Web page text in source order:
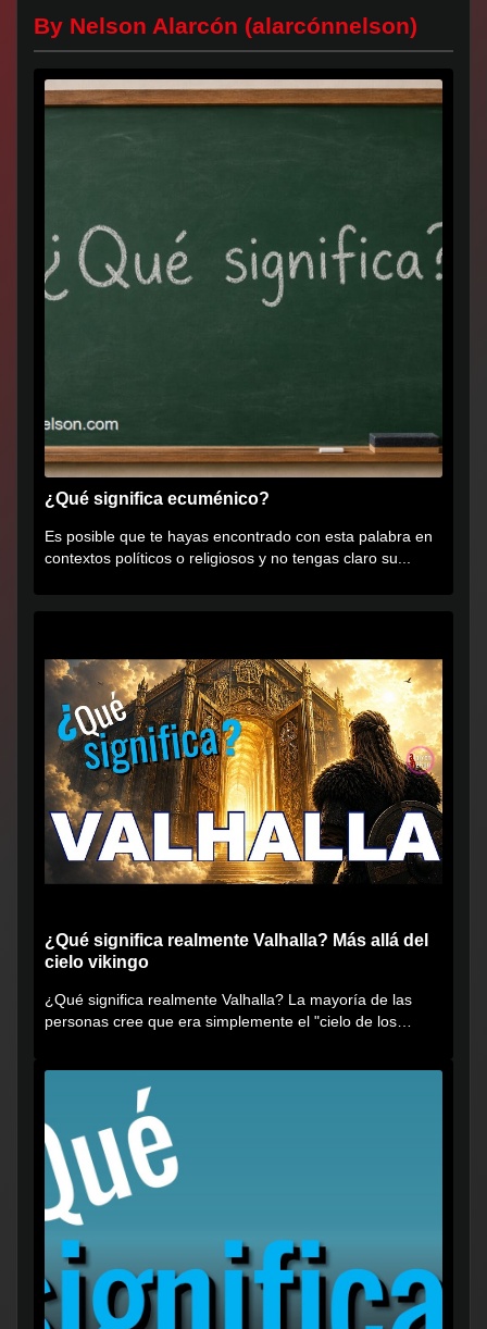
By Nelson Alarcón (alarcónnelson)
¿Qué significa ecuménico?
Es posible que te hayas encontrado con esta palabra en
contextos políticos o religiosos y no tengas claro su...
¿Qué significa realmente Valhalla? Más allá del
cielo vikingo
¿Qué significa realmente Valhalla? La mayoría de las
personas cree que era simplemente el "cielo de los